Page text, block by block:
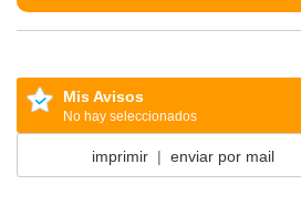
Mis Avisos
No hay seleccionados
imprimir| enviar por mail